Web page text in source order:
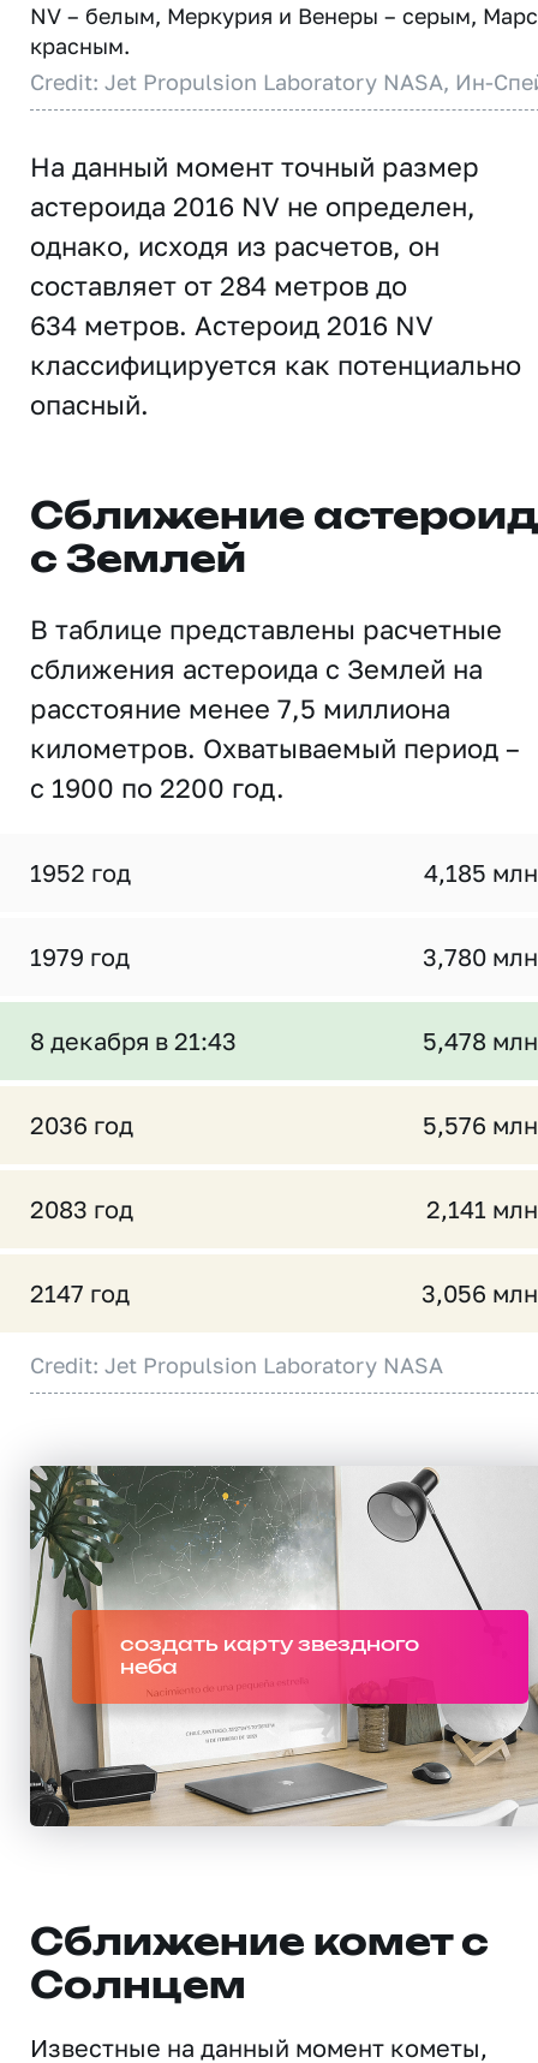
NV – белым, Меркурия и Венеры – серым,
красным.
Credit: Jet Propulsion Laboratory NASA, Ин-
На данный момент точный размер
астероида 2016 NV не определен,
однако, исходя из расчетов, он
составляет от 284 метров до
634 метров. Астероид 2016 NV
классифицируется как потенциально
опасный.
Сближение
с Землей
В таблице представлены расчетные
сближения астероида с Землей на
расстояние менее 7,5 миллиона
километров. Охватываемый период –
с 1900 по 2200 год.
1952 год 4,185
1979 год 3,780
8 декабря в 21:43 5,478
2036 год 5,576
2083 год 2,141
2147 год 3,056
Credit: Jet Propulsion Laboratory NASA
создать карту звездного
неба
Сближение комет с
Солнцем
Известные на данный момент кометы,